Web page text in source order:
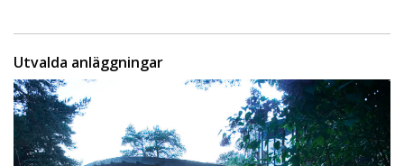
Utvalda anläggningar